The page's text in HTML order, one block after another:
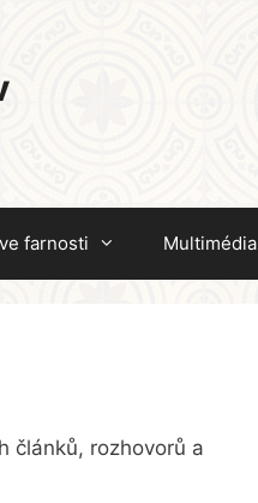
farnosti Multimédia
článků, rozhovorů a